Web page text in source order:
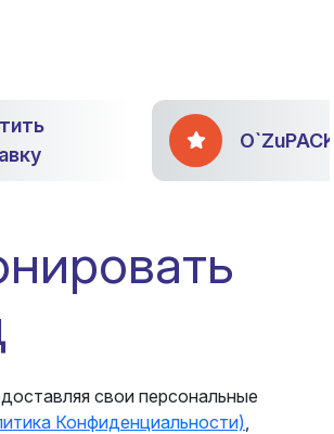
свои персональные
Конфиденциальности)